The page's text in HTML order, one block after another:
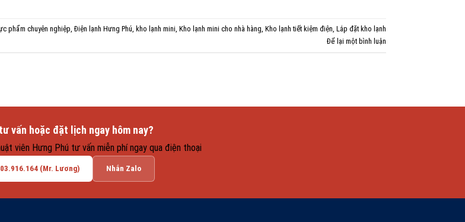
phẩm chuyên nghiệp, Điện lạnh Hưng Phú, kho lạnh mini, Kho lạnh mini cho nhà hàng, Kho lạnh tiết kiệm điện, Lắp đặt kho lạnh
Để lại một bình luận
vấn hoặc đặt lịch ngay hôm nay?
viên Hưng Phú tư vấn miễn phí ngay qua điện thoại
(Mr. Lương) Nhắn Zalo